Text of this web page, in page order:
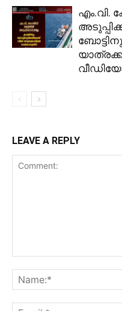
​എം.വി.
LEAVE A REPLY